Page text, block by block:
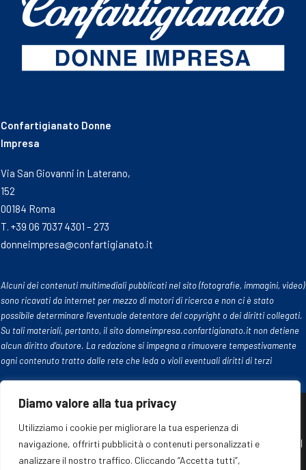
Diamo valore alla tua privacy
Utilizziamo i cookie per migliorare la tua esperienza di
navigazione, offrirti pubblicità o contenuti personalizzati e
analizzare il nostro traffico. Cliccando “Accetta tutti”,
Confartigianato Donne
Impresa
Via San Giovanni in Laterano,
152
00184 Roma
T. +39 06 7037 4301 – 273
donneimpresa@confartigianato.it
Alcuni dei contenuti multimediali pubblicati nel sito (fotografie, immagini, video)
sono ricavati da internet per mezzo di motori di ricerca e non ci è stato
possibile determinare l’eventuale detentore del copyright o dei diritti collegati.
Su tali materiali, pertanto, il sito donneimpresa.confartigianato.it non detiene
alcun diritto d’autore. La redazione si impegna a rimuovere tempestivamente
ogni contenuto tratto dalle rete che leda o violi eventuali diritti di terzi
© 2024 Confartigianato Donne Impresa. Tutti i diritti riservati |Cookie policy
|
Privacy policy